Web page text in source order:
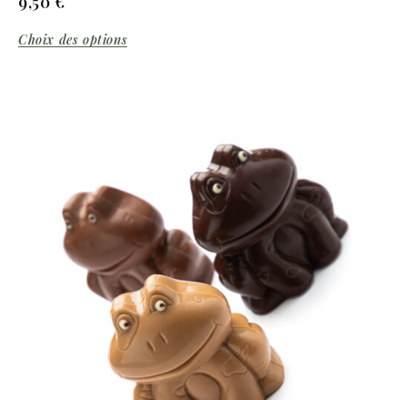
Choix des options